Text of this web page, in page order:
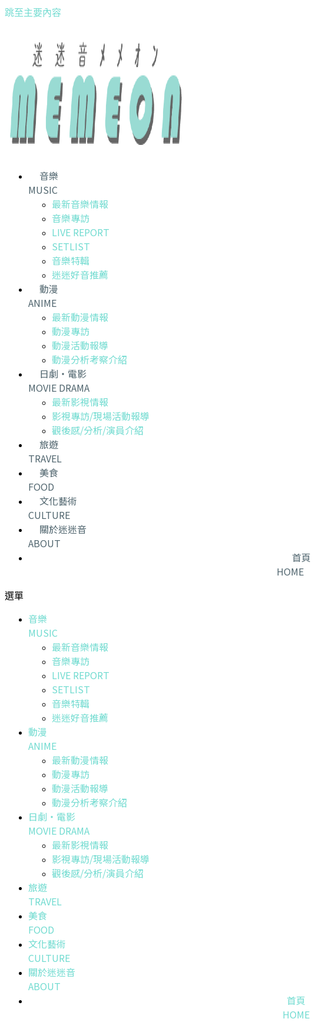
跳至主要內容
音樂
MUSIC
最新音樂情報
音樂專訪
LIVE REPORT
SETLIST
音樂特輯
迷迷好音推薦
動漫
ANIME
最新動漫情報
動漫專訪
動漫活動報導
動漫分析考察介紹
日劇・電影
MOVIE DRAMA
最新影視情報
影視專訪/現場活動報導
觀後感/分析/演員介紹
旅遊
TRAVEL
美食
FOOD
文化藝術
CULTURE
關於迷迷音
ABOUT
首頁
HOME
選單
音樂
MUSIC
最新音樂情報
音樂專訪
LIVE REPORT
SETLIST
音樂特輯
迷迷好音推薦
動漫
ANIME
最新動漫情報
動漫專訪
動漫活動報導
動漫分析考察介紹
日劇・電影
MOVIE DRAMA
最新影視情報
影視專訪/現場活動報導
觀後感/分析/演員介紹
旅遊
TRAVEL
美食
FOOD
文化藝術
CULTURE
關於迷迷音
ABOUT
首頁
HOME